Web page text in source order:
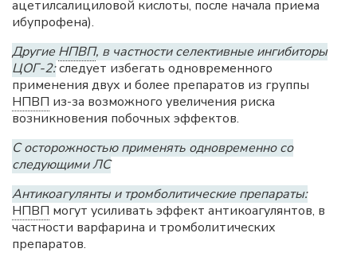
ацетилсалициловой кислоты, после начала приема
ибупрофена).
Другие НПВП, в частности селективные ингибиторы
ЦОГ-2:следует избегать одновременного
применения двух и более препаратов из группы
НПВП из-за возможного увеличения риска
возникновения побочных эффектов.
С осторожностью применять одновременно со
следующими ЛС
Антикоагулянты и тромболитические препараты:
НПВП могут усиливать эффект антикоагулянтов, в
частности варфарина и тромболитических
препаратов.